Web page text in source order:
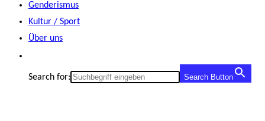
Genderismus
Kultur / Sport
Über uns
Search for: Search Button